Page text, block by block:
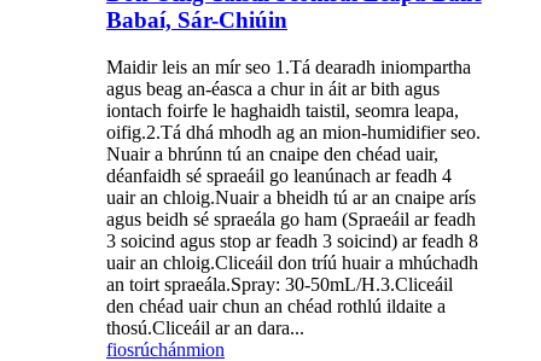
Babaí, Sár-Chiúin
Maidir leis an mír seo 1.Tá dearadh iniompartha
agus beag an-éasca a chur in áit ar bith agus
iontach foirfe le haghaidh taistil, seomra leapa,
oifig.2.Tá dhá mhodh ag an mion-humidifier seo.
Nuair a bhrúnn tú an cnaipe den chéad uair,
déanfaidh sé spraeáil go leanúnach ar feadh 4
uair an chloig.Nuair a bheidh tú ar an cnaipe arís
agus beidh sé spraeála go ham (Spraeáil ar feadh
3 soicind agus stop ar feadh 3 soicind) ar feadh 8
uair an chloig.Cliceáil don tríú huair a mhúchadh
an toirt spraeála.Spray: 30-50mL/H.3.Cliceáil
den chéad uair chun an chéad rothlú ildaite a
thosú.Cliceáil ar an dara...
fiosrúchánmion